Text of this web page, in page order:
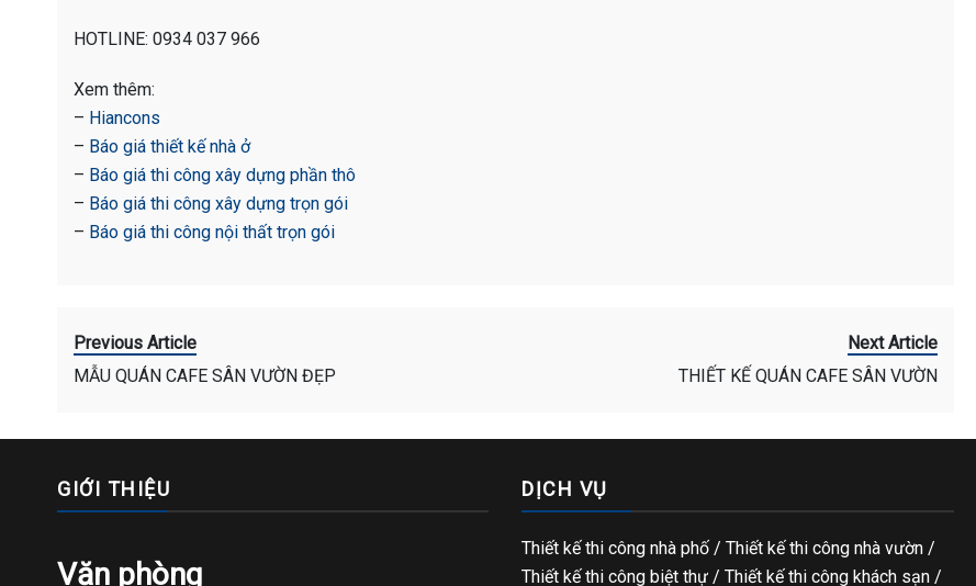
HOTLINE: 0934 037 966
Xem thêm:
– Hiancons
– Báo giá thiết kế nhà ở
– Báo giá thi công xây dựng phần thô
– Báo giá thi công xây dựng trọn gói
– Báo giá thi công nội thất trọn gói
Previous Article
MẪU QUÁN CAFE SÂN VƯỜN ĐẸP
Next Article
THIẾT KẾ QUÁN CAFE SÂN VƯỜN
GIỚI THIỆU
Văn phòng
DỊCH VỤ
Thiết kế thi công nhà phố /Thiết kế thi công nhà vườn /
Thiết kế thi công biệt thự /Thiết kế thi công khách sạn /